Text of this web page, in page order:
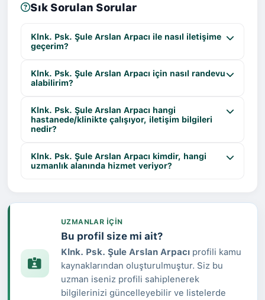
Sık Sorulan Sorular
Klnk. Psk. Şule Arslan Arpacı ile nasıl iletişime
geçerim?
Klnk. Psk. Şule Arslan Arpacı için nasıl randevu
alabilirim?
Klnk. Psk. Şule Arslan Arpacı hangi
hastanede/klinikte çalışıyor, iletişim bilgileri
nedir?
Klnk. Psk. Şule Arslan Arpacı kimdir, hangi
uzmanlık alanında hizmet veriyor?
UZMANLAR IÇIN
Bu profil size mi ait?
Klnk. Psk. Şule Arslan Arpacıprofili kamu
kaynaklarından oluşturulmuştur. Siz bu
uzman iseniz profili sahiplenerek
bilgilerinizi güncelleyebilir ve listelerde